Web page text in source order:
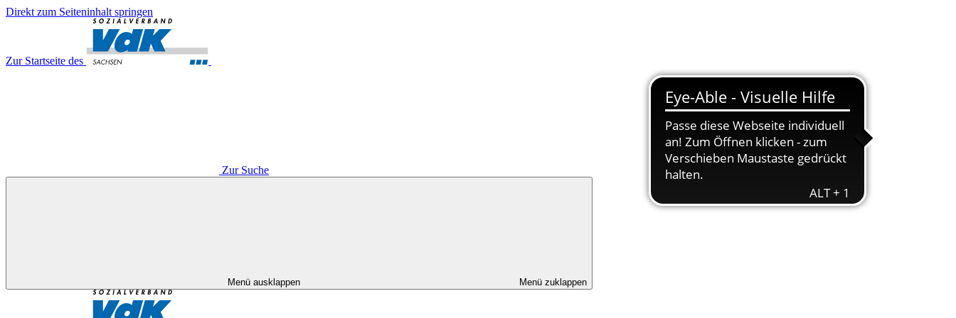
Direkt zum Seiteninhalt springen
Zur Startseite des
Zur Suche
Menü ausklappen Menü zuklappen